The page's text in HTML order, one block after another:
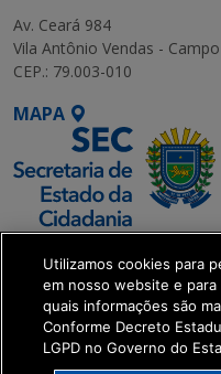
Av. Ceará 984
Vila Antônio Vendas -
CEP.: 79.003-010
MAPA
SETDIG | Secretaria-
Executiva de
Transformação Digital
get_footer();
Utilizamos cookies para
em nosso website e
quais informações são
Conforme Decreto
LGPD no Governo do